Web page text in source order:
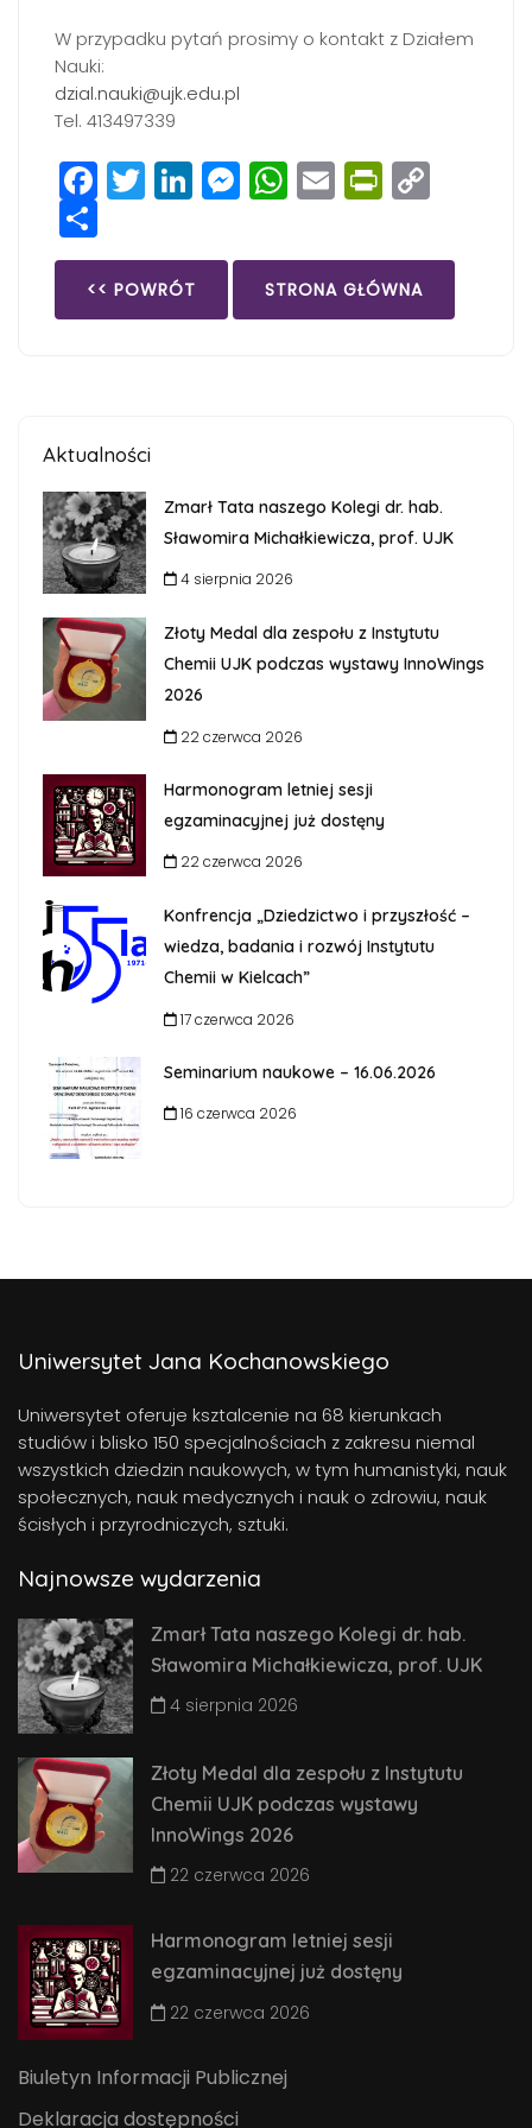
W przypadku pytań prosimy o kontakt z Działem
Nauki:
dzial.nauki@ujk.edu.pl
Tel. 413497339
Facebook
Twitter
LinkedIn
Messenger
WhatsApp
Email
Share
<< POWRÓT STRONA GŁÓWNA
Aktualności
Zmarł Tata naszego Kolegi dr. hab.
Sławomira Michałkiewicza, prof. UJK
4 sierpnia 2026
Złoty Medal dla zespołu z Instytutu
Chemii UJK podczas wystawy InnoWings
2026
22 czerwca 2026
Harmonogram letniej sesji
egzaminacyjnej już dostęny
22 czerwca 2026
Konfrencja „Dziedzictwo i przyszłość –
wiedza, badania i rozwój Instytutu
Chemii w Kielcach”
17 czerwca 2026
Seminarium naukowe – 16.06.2026
16 czerwca 2026
Uniwersytet Jana Kochanowskiego
Uniwersytet oferuje ksztalcenie na 68 kierunkach
studiów i blisko 150 specjalnościach z zakresu niemal
wszystkich dziedzin naukowych, w tym humanistyki, nauk
społecznych, nauk medycznych i nauk o zdrowiu, nauk
ścisłych i przyrodniczych, sztuki.
Najnowsze wydarzenia
Zmarł Tata naszego Kolegi dr. hab.
Sławomira Michałkiewicza, prof. UJK
4 sierpnia 2026
Złoty Medal dla zespołu z Instytutu
Chemii UJK podczas wystawy
InnoWings 2026
22 czerwca 2026
Harmonogram letniej sesji
egzaminacyjnej już dostęny
22 czerwca 2026
Biuletyn Informacji Publicznej
Deklaracja dostępności